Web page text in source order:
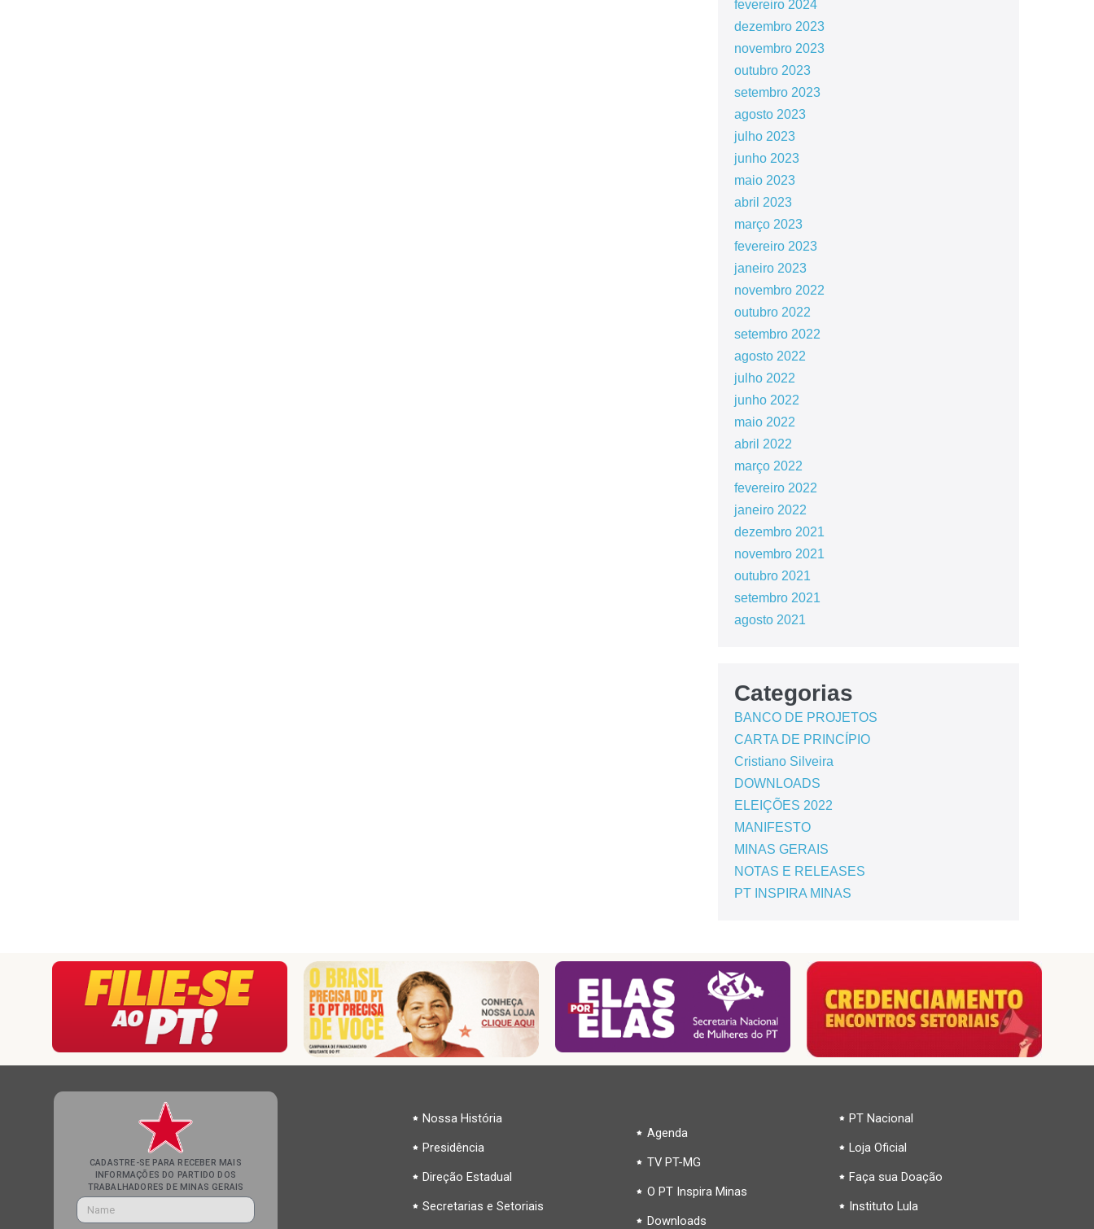
fevereiro 2024
dezembro 2023
novembro 2023
outubro 2023
setembro 2023
agosto 2023
julho 2023
junho 2023
maio 2023
abril 2023
março 2023
fevereiro 2023
janeiro 2023
novembro 2022
outubro 2022
setembro 2022
agosto 2022
julho 2022
junho 2022
maio 2022
abril 2022
março 2022
fevereiro 2022
janeiro 2022
dezembro 2021
novembro 2021
outubro 2021
setembro 2021
agosto 2021
Categorias
BANCO DE PROJETOS
CARTA DE PRINCÍPIO
Cristiano Silveira
DOWNLOADS
ELEIÇÕES 2022
MANIFESTO
MINAS GERAIS
NOTAS E RELEASES
PT INSPIRA MINAS
CADASTRE-SE PARA RECEBER MAIS
INFORMAÇÕES DO PARTIDO DOS
TRABALHADORES DE MINAS GERAIS
Nossa História
Presidência
Direção Estadual
Secretarias e Setoriais
Agenda
TV PT-MG
O PT Inspira Minas
Downloads
PT Nacional
Loja Oficial
Faça sua Doação
Instituto Lula